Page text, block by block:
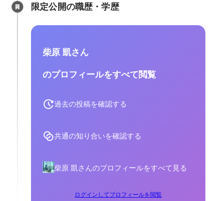
限定公開の職歴・学歴
柴原 凱さん
のプロフィールをすべて閲覧
過去の投稿を確認する
共通の知り合いを確認する
柴原 凱さんのプロフィールをすべて見る
ログインしてプロフィールを閲覧